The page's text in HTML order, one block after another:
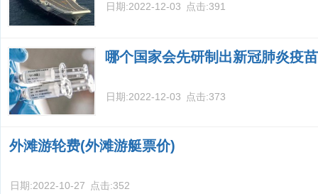
日期:2022-12-03 点击:391
哪个国家会先研制出新冠肺炎疫
日期:2022-12-03 点击:373
外滩游轮费(外滩游艇票价)
日期:2022-10-27 点击:352